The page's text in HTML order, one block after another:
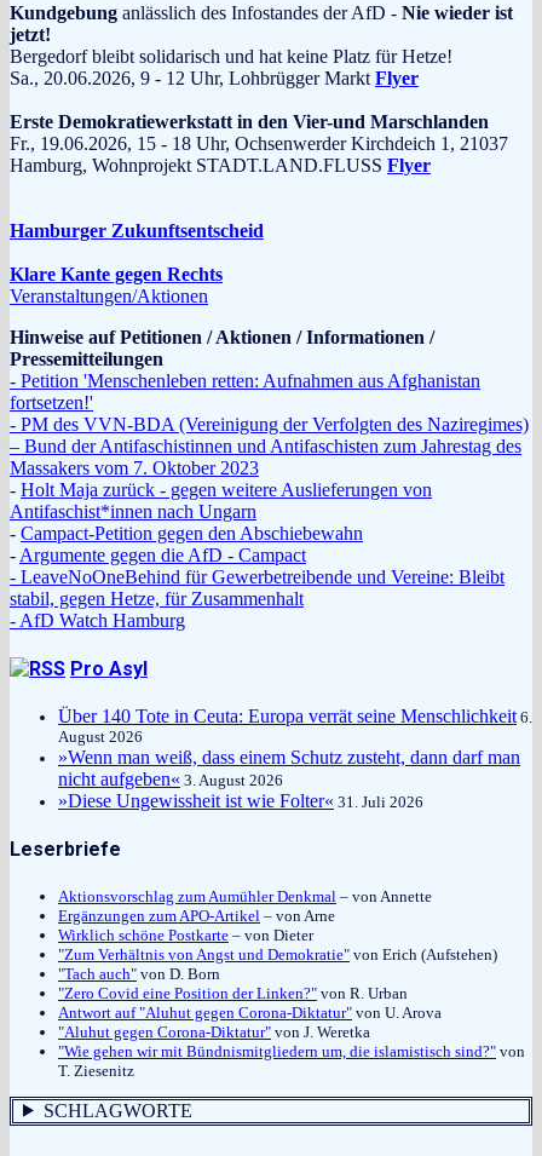
Kundgebung anlässlich des Infostandes der AfD - Nie wieder ist
jetzt!
Bergedorf bleibt solidarisch und hat keine Platz für Hetze!
Sa., 20.06.2026, 9 - 12 Uhr, Lohbrügger Markt Flyer
Erste Demokratiewerkstatt in den Vier-und Marschlanden
Fr., 19.06.2026, 15 - 18 Uhr, Ochsenwerder Kirchdeich 1, 21037
Hamburg, Wohnprojekt STADT.LAND.FLUSS Flyer
Hamburger Zukunftsentscheid
Klare Kante gegen Rechts
Veranstaltungen/Aktionen
Hinweise auf Petitionen / Aktionen / Informationen /
Pressemitteilungen
- Petition 'Menschenleben retten: Aufnahmen aus Afghanistan
fortsetzen!'
- PM des VVN-BDA (Vereinigung der Verfolgten des Naziregimes)
– Bund der Antifaschistinnen und Antifaschisten zum Jahrestag des
Massakers vom 7. Oktober 2023
- Holt Maja zurück - gegen weitere Auslieferungen von
Antifaschist*innen nach Ungarn
- Campact-Petition gegen den Abschiebewahn
- Argumente gegen die AfD - Campact
- LeaveNoOneBehind für Gewerbetreibende und Vereine: Bleibt
stabil, gegen Hetze, für Zusammenhalt
- AfD Watch Hamburg
Pro Asyl
Über 140 Tote in Ceuta: Europa verrät seine Menschlichkeit 6.
August 2026
»Wenn man weiß, dass einem Schutz zusteht, dann darf man
nicht aufgeben« 3. August 2026
»Diese Ungewissheit ist wie Folter« 31. Juli 2026
Leserbriefe
Aktionsvorschlag zum Aumühler Denkmal – von Annette
Ergänzungen zum APO-Artikel – von Arne
Wirklich schöne Postkarte – von Dieter
"Zum Verhältnis von Angst und Demokratie" von Erich (Aufstehen)
"Tach auch" von D. Born
"Zero Covid eine Position der Linken?" von R. Urban
Antwort auf "Aluhut gegen Corona-Diktatur" von U. Arova
"Aluhut gegen Corona-Diktatur" von J. Weretka
"Wie gehen wir mit Bündnismitgliedern um, die islamistisch sind?" von
T. Ziesenitz
SCHLAGWORTE